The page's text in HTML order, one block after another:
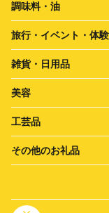
調味料・油
旅行・イベント・体験
雑貨・日用品
美容
工芸品
その他のお礼品